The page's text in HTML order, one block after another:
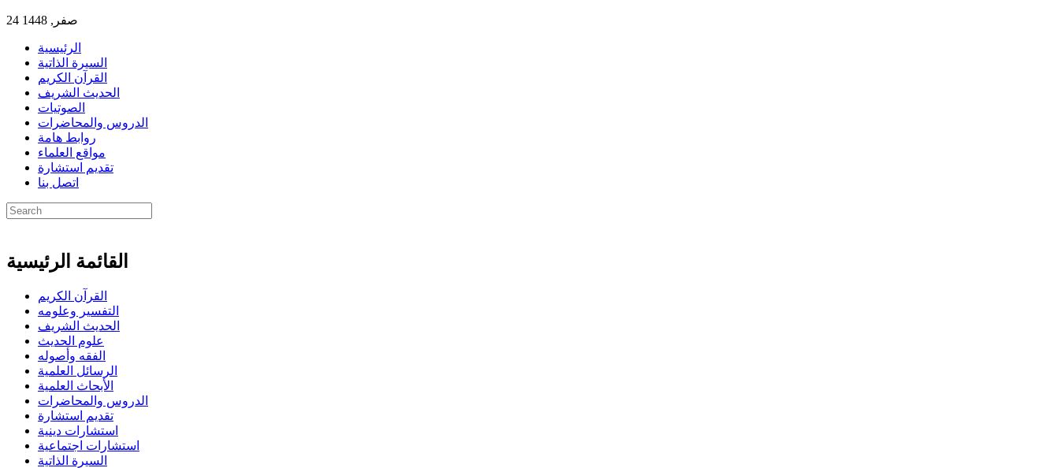
24 صفر, 1448
الرئيسية
السيرة الذاتية
القرآن الكريم
الحديث الشريف
الصوتيات
الدروس والمحاضرات
روابط هامة
مواقع العلماء
تقديم استشارة
اتصل بنا
القائمة الرئيسية
القرآن الكريم
التفسير وعلومه
الحديث الشريف
علوم الحديث
الفقه وأصوله
الرسائل العلمية
الأبحاث العلمية
الدروس والمحاضرات
تقديم استشارة
استشارات دينية
استشارات اجتماعية
السيرة الذاتية